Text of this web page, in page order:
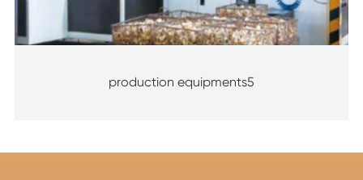
production equipments5